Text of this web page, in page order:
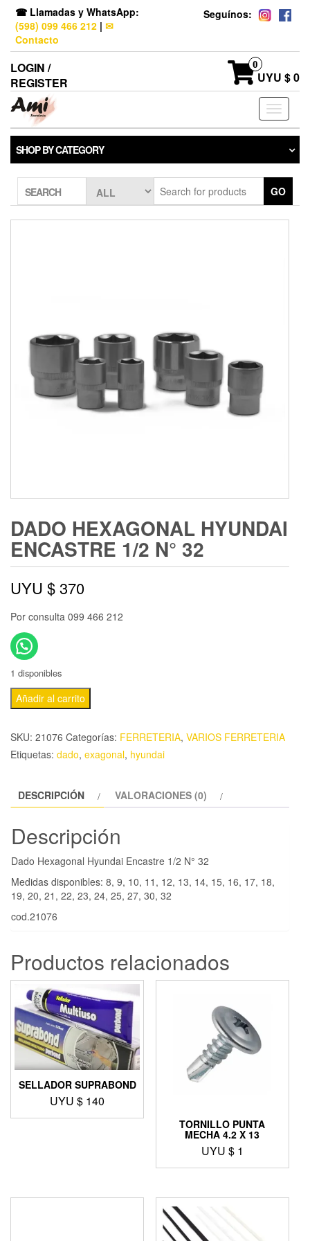
☎ Llamadas y WhatsApp:
(598) 099 466 212 | ✉
Contacto
Seguínos:
LOGIN /
REGISTER
0
UYU $ 0
Toggle
SHOP BY CATEGORY
SEARCH GO
DADO HEXAGONAL HYUNDAI
ENCASTRE 1/2 N° 32
UYU $370
Por consulta 099 466 212
1 disponibles
Añadir al carrito
SKU: 21076 Categorías: FERRETERIA, VARIOS FERRETERIA
Etiquetas: dado, exagonal, hyundai
DESCRIPCIÓN VALORACIONES (0)
Descripción
Dado Hexagonal Hyundai Encastre 1/2 N° 32
Medidas disponibles: 8, 9, 10, 11, 12, 13, 14, 15, 16, 17, 18,
19, 20, 21, 22, 23, 24, 25, 27, 30, 32
cod.21076
Productos relacionados
SELLADOR SUPRABOND
UYU $ 140
TORNILLO PUNTA
MECHA 4.2 X 13
UYU $ 1